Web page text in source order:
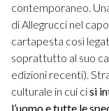
contemporaneo.
di Allegrucci nel
cartapesta così
soprattutto al suo
edizioni recenti).
culturale in cui cisi
l’uomo e tutte le